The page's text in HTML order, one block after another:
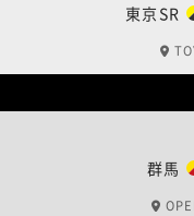
東京SR
群馬